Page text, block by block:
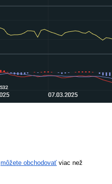
môžete obchodovať viac než